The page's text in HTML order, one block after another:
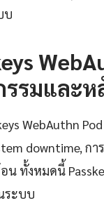
บ
รมและห
WebAuthn
downtime, ก
ทั้งหมดนี้
ระบบ